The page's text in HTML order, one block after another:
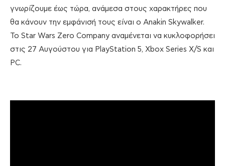
γνωρίζουμε έως τώρα, ανάμεσα στους χαρακτήρες που
θα κάνουν την εμφάνισή τους είναι ο Anakin Skywalker.
Το Star Wars Zero Company αναμένεται να κυκλοφορήσει
στις 27 Αυγούστου για PlayStation 5, Xbox Series X/S και
PC.